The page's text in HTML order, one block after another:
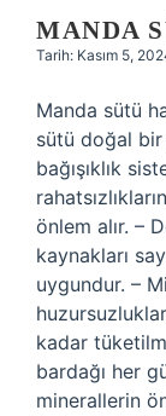
MANDA
Tarih: Kasım 5,
Manda sütü
sütü doğal bir
bağışıklık
önlem alır. –
kaynakları
uygundur. –
kadar
bardağı her
minerallerin